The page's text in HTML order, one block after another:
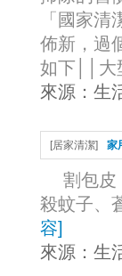
「國家
佈新，過
如下││大
來源： 生
[居家清潔] 家
割包
殺蚊子、
容]
來源： 生